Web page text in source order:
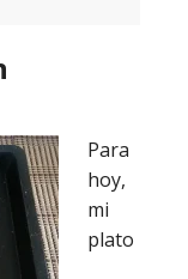
Para
hoy,
mi
plato